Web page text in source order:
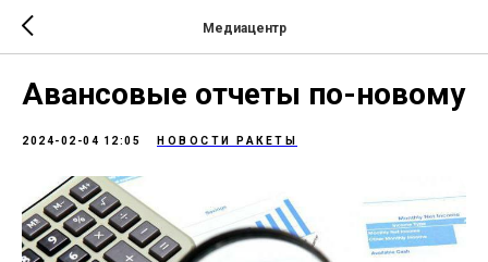
Медиацентр
Авансовые отчеты по-новому
2024-02-04 12:05 НОВОСТИ РАКЕТЫ